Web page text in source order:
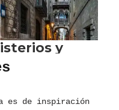
es de inspiración